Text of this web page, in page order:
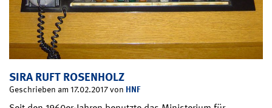
SIRA RUFT ROSENHOLZ
Geschrieben am 17.02.2017 von HNF